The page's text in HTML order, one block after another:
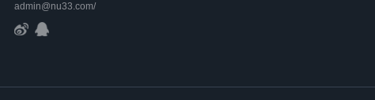
admin@nu33.com/